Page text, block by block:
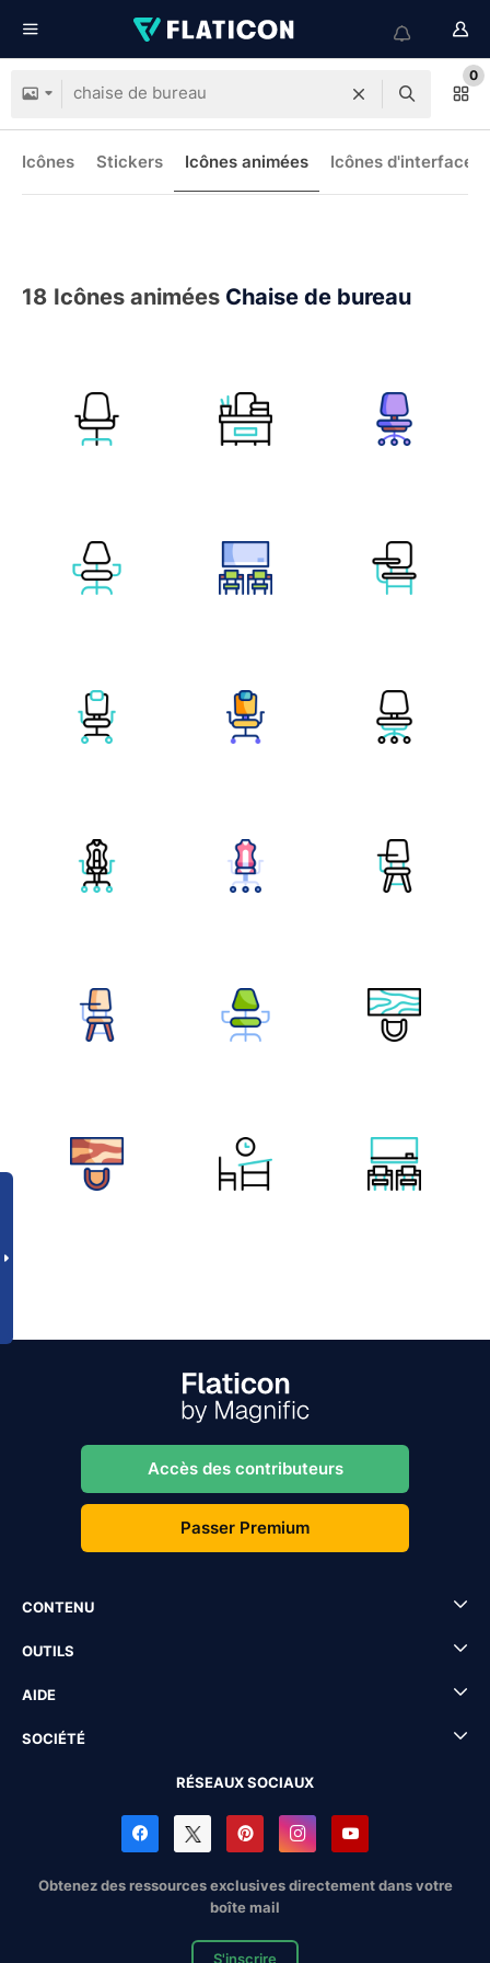
0
Icônes Stickers Icônes animées Icônes d'interface
18 Icônes animées Chaise de bureau
Accès des contributeurs
Passer Premium
CONTENU
OUTILS
AIDE
SOCIÉTÉ
RÉSEAUX SOCIAUX
Obtenez des ressources exclusives directement dans votre
boîte mail
S'inscrire